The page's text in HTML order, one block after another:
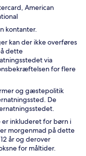
American
kontanter.
kan der ikke overføres
dette
via
for flere
og gæstepolitik
De
inkluderet for børn i
morgenmad på dette
år og derover
for måltider.